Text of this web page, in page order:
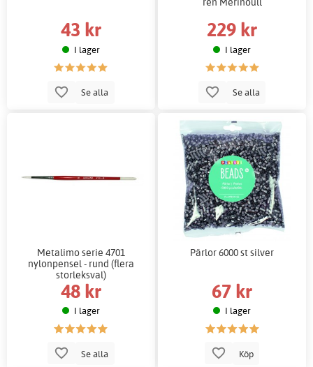
43 kr
I lager
Se alla
229 kr
I lager
Se alla
Metalimo serie 4701
nylonpensel - rund (flera
storleksval)
48 kr
I lager
Se alla
Pärlor 6000 st silver
67 kr
I lager
Köp